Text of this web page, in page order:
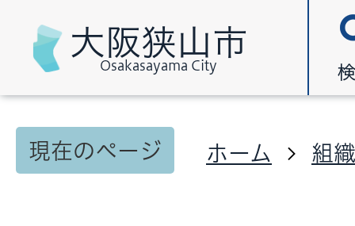
大阪狭山市
Osakasayama City
現在のページ ホーム 組